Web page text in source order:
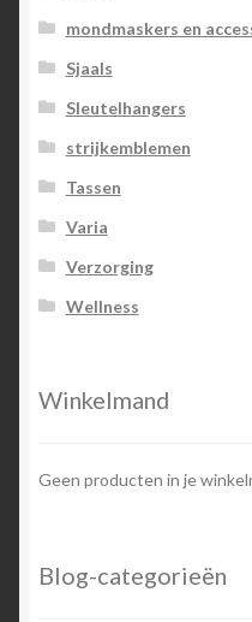
mondmaskers en
Sjaals
Sleutelhangers
strijkemblemen
Tassen
Varia
Verzorging
Wellness
Winkelmand
Geen producten in je
Blog-categorieën